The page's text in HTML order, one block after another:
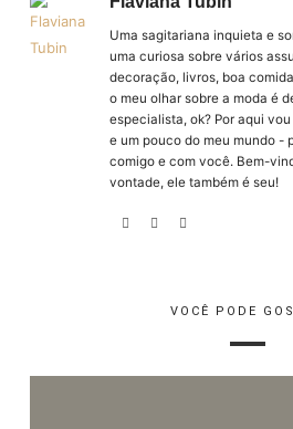
Uma sagitariana inquieta e
uma curiosa sobre vários
decoração, livros, boa
o meu olhar sobre a moda é
especialista, ok? Por aqui
e um pouco do meu mundo -
comigo e com você. Bem-
vontade, ele também é seu!
VOCÊ PODE